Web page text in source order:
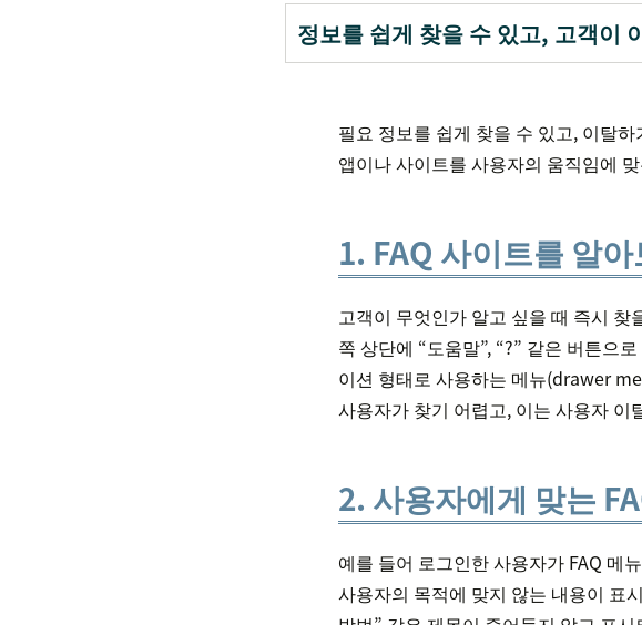
정보를 쉽게 찾을 수 있고, 고객이
필요 정보를 쉽게 찾을 수 있고, 이탈
앱이나 사이트를 사용자의 움직임에
1. FAQ 사이트를 알
고객이 무엇인가 알고 싶을 때 즉시 찾
쪽 상단에 “도움말”, “?” 같은 버튼으
이션 형태로 사용하는 메뉴(drawer
사용자가 찾기 어렵고, 이는 사용자
2. 사용자에게 맞는
예를 들어 로그인한 사용자가 FAQ 메
사용자의 목적에 맞지 않는 내용이 표